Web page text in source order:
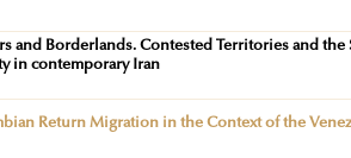
and Borderlands. Contested Territories and
in contemporary Iran
Return Migration in the Context of the